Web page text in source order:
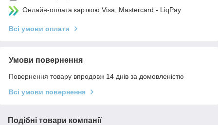
Онлайн-оплата карткою Visa, Mastercard - LiqPay
Всі умови оплати
Умови повернення
Повернення товару впродовж 14 днів за домовленістю
Всі умови повернення
Подібні товари компанії